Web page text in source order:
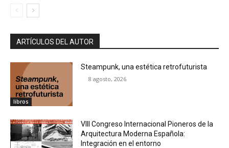
ARTÍCULOS DEL AUTOR
libros
Steampunk, una estética retrofuturista
8 agosto, 2026
VIII Congreso Internacional Pioneros de la
Arquitectura Moderna Española:
Integración en el entorno